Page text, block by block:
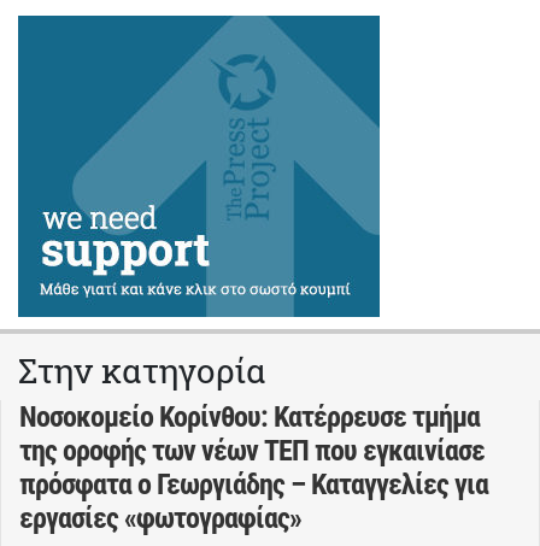
Στην κατηγορία
Νοσοκομείο Κορίνθου: Κατέρρευσε τμήμα
της οροφής των νέων ΤΕΠ που εγκαινίασε
πρόσφατα ο Γεωργιάδης – Καταγγελίες για
εργασίες «φωτογραφίας»